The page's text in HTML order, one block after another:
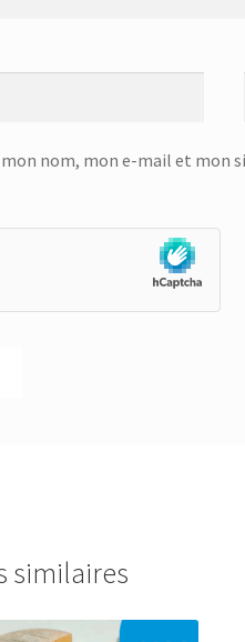
nom, mon e-mail et mon
similaires